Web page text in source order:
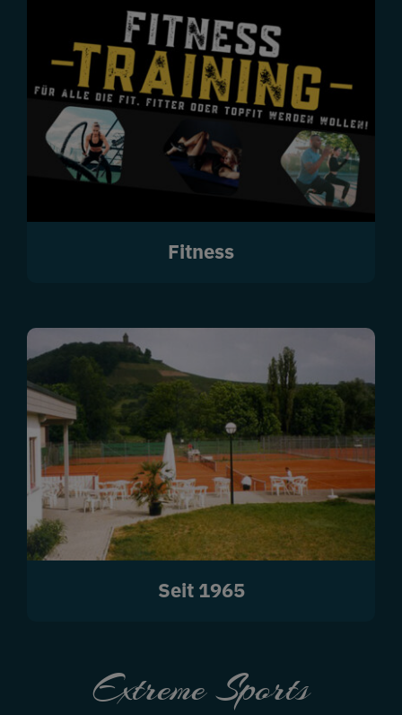
Fitness
Seit 1965
Extreme Sports